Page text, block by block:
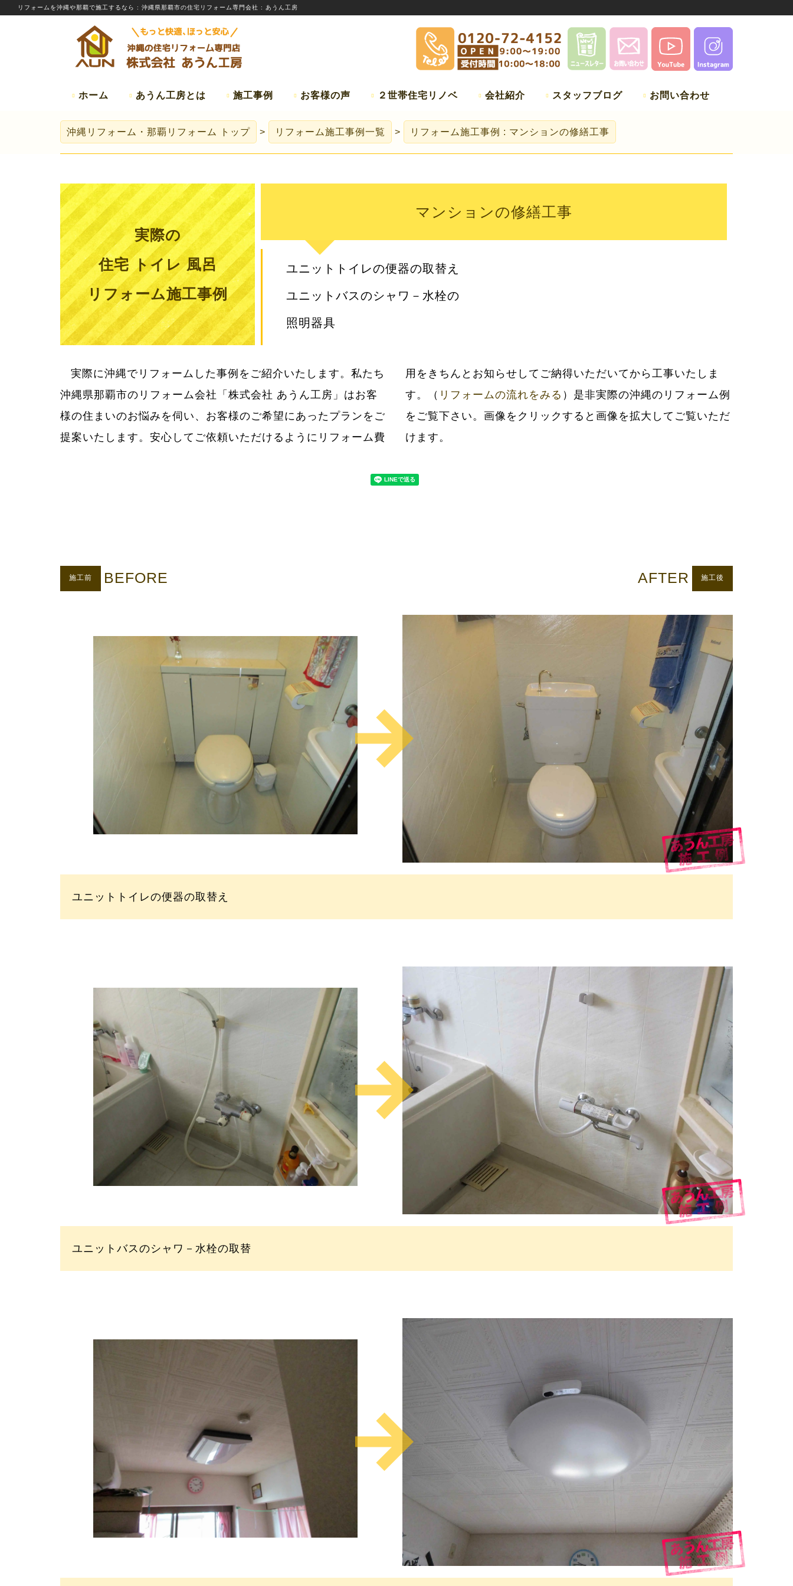
リフォームを沖縄や那覇で施工するなら : 沖縄県那覇市の住宅リフォーム専門会社 : あうん工房
ホーム あうん工房とは 施工事例 お客様の声 ２世帯住宅リノベ 会社紹介 スタッフブログ お問い合わせ
沖縄リフォーム・那覇リフォーム トップ リフォーム施工事例一覧 リフォーム施工事例 : マンションの修繕工事
実際の
住宅 トイレ 風呂
リフォーム施工事例
マンションの修繕工事
ユニットトイレの便器の取替え
ユニットバスのシャワ－水栓の
照明器具
実際に沖縄でリフォームした事例をご紹介いたします。私たち
沖縄県那覇市のリフォーム会社「株式会社 あうん工房」はお客
様の住まいのお悩みを伺い、お客様のご希望にあったプランをご
提案いたします。安心してご依頼いただけるようにリフォーム費
用をきちんとお知らせしてご納得いただいてから工事いたしま
す。（ リフォームの流れをみる ）是非実際の沖縄のリフォーム例
をご覧下さい。画像をクリックすると画像を拡大してご覧いただ
けます。
BEFORE
施工前 施工後
AFTER
ユニットトイレの便器の取替え
ユニットバスのシャワ－水栓の取替